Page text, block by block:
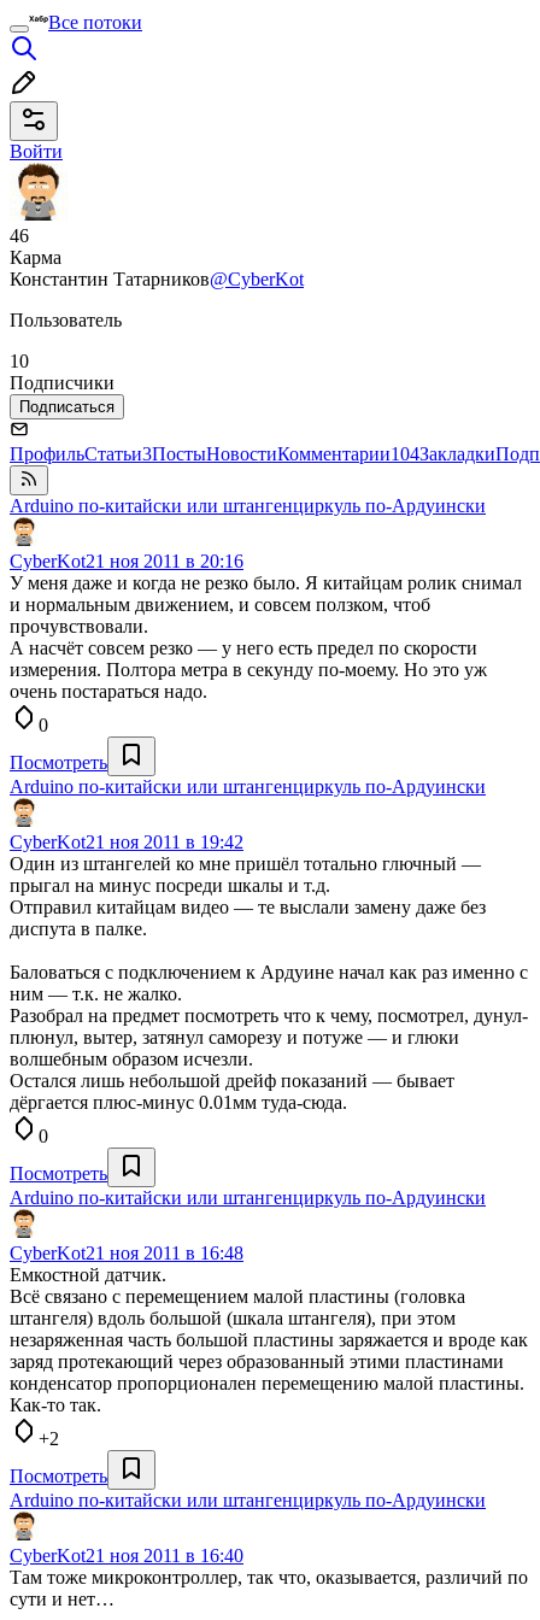
Все потоки
Войти
46
Карма
Константин Татарников@CyberKot
Пользователь
10
Подписчики
Подписаться
ПрофильСтатьи3ПостыНовостиКомментарии104Закладки
Arduino по-китайски или штангенциркуль по-Ардуински
CyberKot21 ноя 2011 в 20:16
У меня даже и когда не резко было. Я китайцам ролик снимал
и нормальным движением, и совсем ползком, чтоб
прочувствовали.
А насчёт совсем резко — у него есть предел по скорости
измерения. Полтора метра в секунду по-моему. Но это уж
очень постараться надо.
0
Посмотреть
Arduino по-китайски или штангенциркуль по-Ардуински
CyberKot21 ноя 2011 в 19:42
Один из штангелей ко мне пришёл тотально глючный —
прыгал на минус посреди шкалы и т.д.
Отправил китайцам видео — те выслали замену даже без
диспута в палке.
Баловаться с подключением к Ардуине начал как раз именно с
ним — т.к. не жалко.
Разобрал на предмет посмотреть что к чему, посмотрел, дунул-
плюнул, вытер, затянул саморезу и потуже — и глюки
волшебным образом исчезли.
Остался лишь небольшой дрейф показаний — бывает
дёргается плюс-минус 0.01мм туда-сюда.
0
Посмотреть
Arduino по-китайски или штангенциркуль по-Ардуински
CyberKot21 ноя 2011 в 16:48
Емкостной датчик.
Всё связано с перемещением малой пластины (головка
штангеля) вдоль большой (шкала штангеля), при этом
незаряженная часть большой пластины заряжается и вроде как
заряд протекающий через образованный этими пластинами
конденсатор пропорционален перемещению малой пластины.
Как-то так.
+2
Посмотреть
Arduino по-китайски или штангенциркуль по-Ардуински
CyberKot21 ноя 2011 в 16:40
Там тоже микроконтроллер, так что, оказывается, различий по
сути и нет…